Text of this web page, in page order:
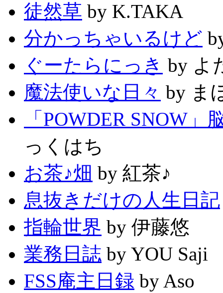
徒然草 by K.TAKA
分かっちゃいるけど
ぐーたらにっき by よ
魔法使いな日々 by ま
「POWDER SNOW
っくはち
お茶♪畑 by 紅茶♪
息抜きだけの人生日記
指輪世界 by 伊藤悠
業務日誌 by YOU Saji
FSS庵主日録 by Aso